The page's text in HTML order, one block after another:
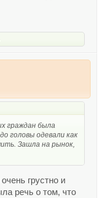
граждан была
головы одевали как
Зашла на рынок,
грустно и
речь о том, что